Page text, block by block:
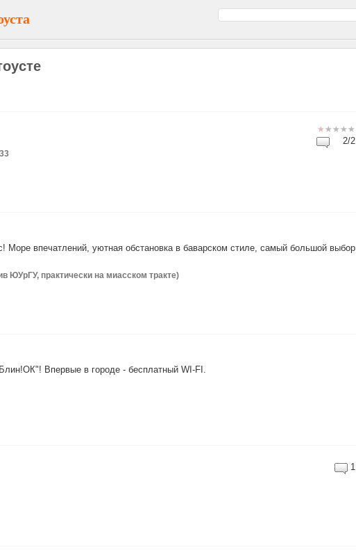
2/2
Море впечатлений, уютная обстановка в баварском стиле, самый большой выбор
ЮУрГУ, практически на миасском тракте)
Впервые в городе - бесплатный WI-FI.
1